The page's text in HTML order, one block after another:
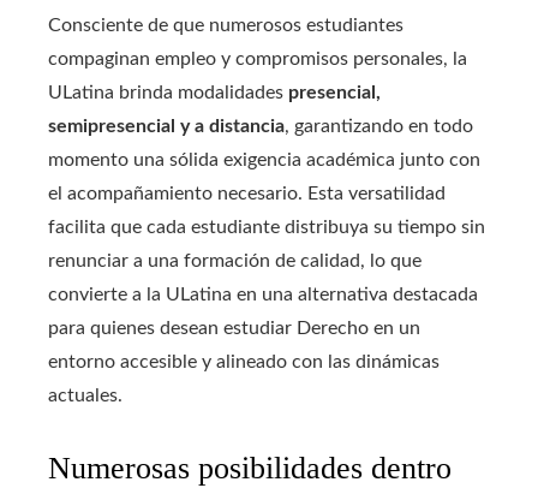
Consciente de que numerosos estudiantes
compaginan empleo y compromisos personales, la
ULatina brinda modalidades presencial,
semipresencial y a distancia, garantizando en todo
momento una sólida exigencia académica junto con
el acompañamiento necesario. Esta versatilidad
facilita que cada estudiante distribuya su tiempo sin
renunciar a una formación de calidad, lo que
convierte a la ULatina en una alternativa destacada
para quienes desean estudiar Derecho en un
entorno accesible y alineado con las dinámicas
actuales.
Numerosas posibilidades dentro